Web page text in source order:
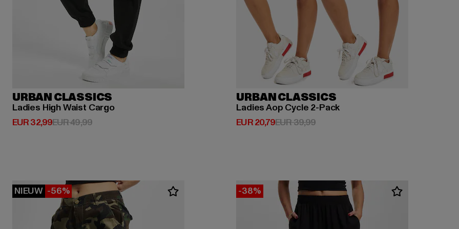
URBAN CLASSICS
Ladies High Waist Cargo
EUR 32,99
Huidige prijs: EUR 32,99
EUR 49,99Actieprijs: EUR 49,99
URBAN CLASSICS
Ladies Aop Cycle 2-Pack
EUR 20,79
Huidige prijs: EUR 20,79
EUR 39,99Actieprijs: EUR 39,99
NIEUW -56% -38%